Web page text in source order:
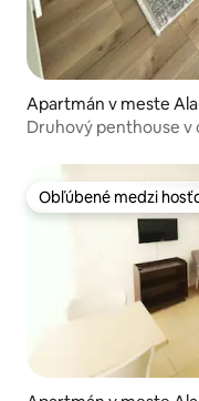
Apartmán v meste
Druhový penthouse v
Obľúbené medzi
Obľúbené medzi